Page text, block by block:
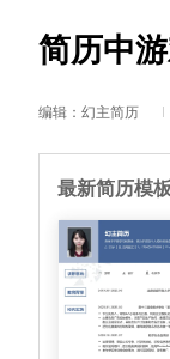
简历中
编辑：幻主简历
最新简历模板